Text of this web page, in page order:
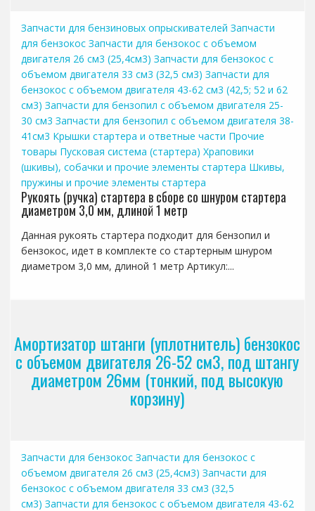
Запчасти для бензиновых опрыскивателей Запчасти
для бензокос Запчасти для бензокос с объемом
двигателя 26 см3 (25,4см3) Запчасти для бензокос с
объемом двигателя 33 см3 (32,5 см3) Запчасти для
бензокос с объемом двигателя 43-62 см3 (42,5; 52 и 62
см3) Запчасти для бензопил с объемом двигателя 25-
30 см3 Запчасти для бензопил с объемом двигателя 38-
41см3 Крышки стартера и ответные части Прочие
товары Пусковая система (стартера) Храповики
(шкивы), собачки и прочие элементы стартера Шкивы,
пружины и прочие элементы стартера
Рукоять (ручка) стартера в сборе со шнуром стартера
диаметром 3,0 мм, длиной 1 метр
Данная рукоять стартера подходит для бензопил и
бензокос, идет в комплекте со стартерным шнуром
диаметром 3,0 мм, длиной 1 метр Артикул:...
Амортизатор штанги (уплотнитель) бензокос
с объемом двигателя 26-52 см3, под штангу
диаметром 26мм (тонкий, под высокую
корзину)
Запчасти для бензокос Запчасти для бензокос с
объемом двигателя 26 см3 (25,4см3) Запчасти для
бензокос с объемом двигателя 33 см3 (32,5
см3) Запчасти для бензокос с объемом двигателя 43-62